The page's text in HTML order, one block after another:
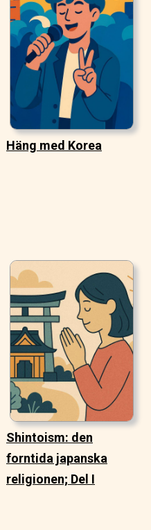
Häng med Korea
Shintoism: den
forntida japanska
religionen; Del I